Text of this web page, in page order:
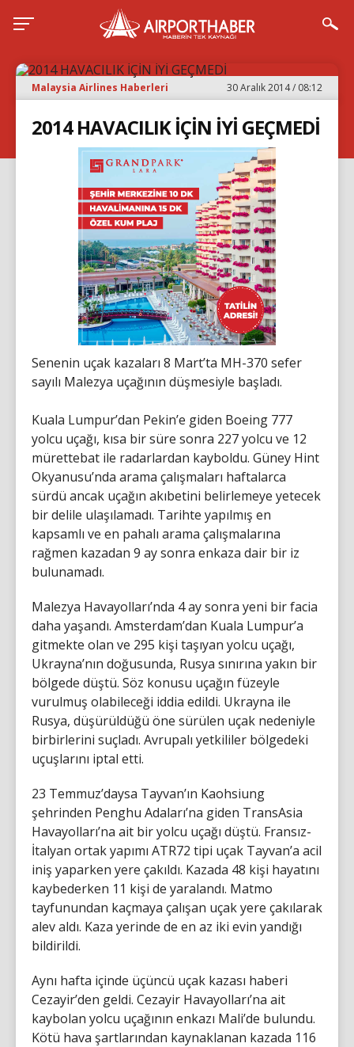
Malaysia Airlines Haberleri 30 Aralık 2014 / 08:12
2014 HAVACILIK İÇİN İYİ GEÇMEDİ
Senenin uçak kazaları 8 Mart’ta MH-370 sefer
sayılı Malezya uçağının düşmesiyle başladı.
Kuala Lumpur’dan Pekin’e giden Boeing 777
yolcu uçağı, kısa bir süre sonra 227 yolcu ve 12
mürettebat ile radarlardan kayboldu. Güney Hint
Okyanusu’nda arama çalışmaları haftalarca
sürdü ancak uçağın akıbetini belirlemeye yetecek
bir delile ulaşılamadı. Tarihte yapılmış en
kapsamlı ve en pahalı arama çalışmalarına
rağmen kazadan 9 ay sonra enkaza dair bir iz
bulunamadı.
Malezya Havayolları’nda 4 ay sonra yeni bir facia
daha yaşandı. Amsterdam’dan Kuala Lumpur’a
gitmekte olan ve 295 kişi taşıyan yolcu uçağı,
Ukrayna’nın doğusunda, Rusya sınırına yakın bir
bölgede düştü. Söz konusu uçağın füzeyle
vurulmuş olabileceği iddia edildi. Ukrayna ile
Rusya, düşürüldüğü öne sürülen uçak nedeniyle
birbirlerini suçladı. Avrupalı yetkililer bölgedeki
uçuşlarını iptal etti.
23 Temmuz’daysa Tayvan’ın Kaohsiung
şehrinden Penghu Adaları’na giden TransAsia
Havayolları’na ait bir yolcu uçağı düştü. Fransız-
İtalyan ortak yapımı ATR72 tipi uçak Tayvan’a acil
iniş yaparken yere çakıldı. Kazada 48 kişi hayatını
kaybederken 11 kişi de yaralandı. Matmo
tayfunundan kaçmaya çalışan uçak yere çakılarak
alev aldı. Kaza yerinde de en az iki evin yandığı
bildirildi.
Aynı hafta içinde üçüncü uçak kazası haberi
Cezayir’den geldi. Cezayir Havayolları’na ait
kaybolan yolcu uçağının enkazı Mali’de bulundu.
Kötü hava şartlarından kaynaklanan kazada 116